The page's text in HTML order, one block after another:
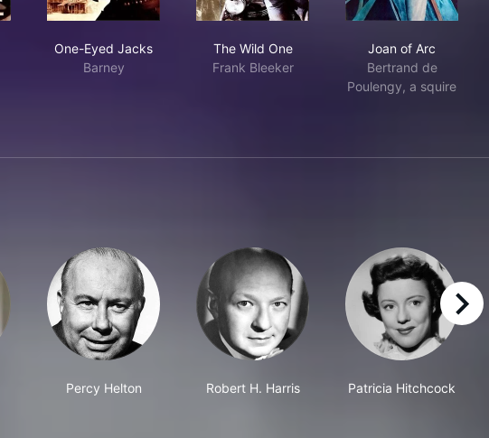
One-Eyed Jacks
Barney
The Wild One
Frank Bleeker
Joan of Arc
Bertrand de
Poulengy, a squire
Percy Helton Robert H. Harris Patricia Hitchcock
right